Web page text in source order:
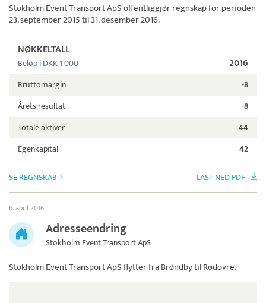
Stokholm Event Transport ApSoffentliggjør regnskap for perioden
23. september 2015 til 31. desember 2016.
NØKKELTALL
Beløp i DKK 1 000 2016
Bruttomargin
-8
Årets resultat
-8
Totale aktiver
44
Egenkapital
42
SE REGNSKAB LAST NED PDF
6. april 2016
Adresseendring
Stokholm Event Transport ApS
Stokholm Event Transport ApSflytter fra Brøndby til Rødovre.